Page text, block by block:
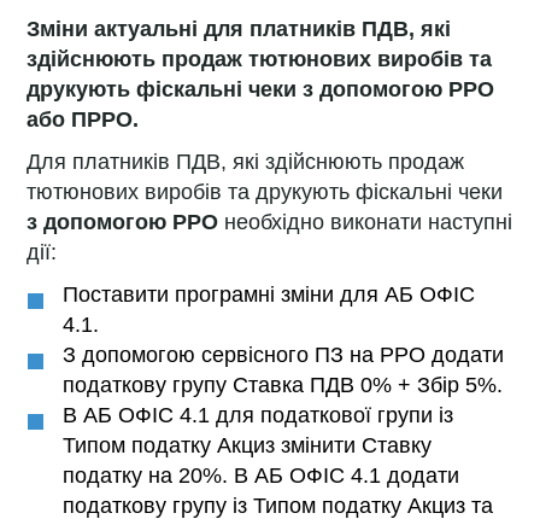
Зміни актуальні для платників ПДВ, які
здійснюють продаж тютюнових виробів та
друкують фіскальні чеки з допомогою РРО
або ПРРО.
Для платників ПДВ, які здійснюють продаж
тютюнових виробів та друкують фіскальні чеки
з допомогою РРО необхідно виконати наступні
дії:
Поставити програмні зміни для АБ ОФІС
4.1.
З допомогою сервісного ПЗ на РРО додати
податкову групу Ставка ПДВ 0% + Збір 5%.
В АБ ОФІС 4.1 для податкової групи із
Типом податку Акциз змінити Ставку
податку на 20%. В АБ ОФІС 4.1 додати
податкову групу із Типом податку Акциз та